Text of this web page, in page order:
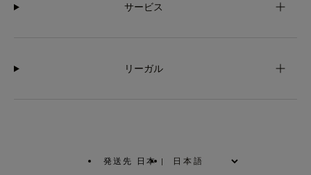
サービス
リーガル
発送先 日本 |